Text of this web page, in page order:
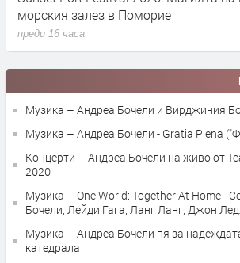
морския залез в Поморие
преди 16 часа
Музика – Андреа Бочели и Вирджиния
Музика – Андреа Бочели - Gratia Plena
Концерти – Андреа Бочели на живо от
2020
Музика – One World: Together At Home -
Бочели, Лейди Гага, Ланг Ланг, Джон
Музика – Андреа Бочели пя за
катедрала